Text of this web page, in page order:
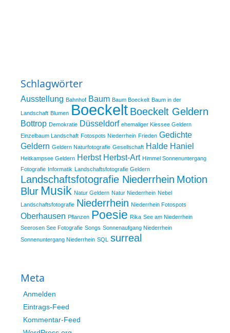
Schlagwörter
Ausstellung Bahnhof Baum Baum Boeckelt Baum in der
Landschaft Blumen Boeckelt Boeckelt Geldern
Bottrop Demokratie Düsseldorf ehemaliger Kiessee Geldern
Einzelbaum Landschaft Fotospots Niederrhein Frieden Gedichte
Geldern Geldern Naturfotografie Gesellschaft Halde Haniel
Heitkampsee Geldern Herbst Herbst-Art Himmel Sonnenuntergang
Fotografie Informatik Landschaftsfotografie Geldern
Landschaftsfotografie Niederrhein Motion
Blur Musik Natur Geldern Natur Niederrhein Nebel
Landschaftsfotografie Niederrhein Niederrhein Fotospots
Oberhausen Pflanzen Poesie Rika See am Niederrhein
Seerosen See Fotografie Songs Sonnenaufgang Niederrhein
Sonnenuntergang Niederrhein SQL surreal
Meta
Anmelden
Eintrags-Feed
Kommentar-Feed